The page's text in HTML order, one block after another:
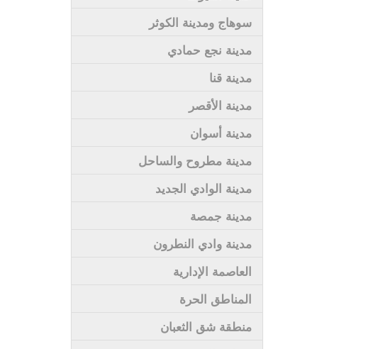
سوهاج ومدينة الكوثر
مدينة نجع حمادي
مدينة قنا
مدينة الأقصر
مدينة أسوان
مدينة مطروح والساحل
مدينة الوادي الجديد
مدينة جمصة
مدينة وادي النطرون
العاصمة الإدارية
المناطق الحرة
منطقة شق الثعبان